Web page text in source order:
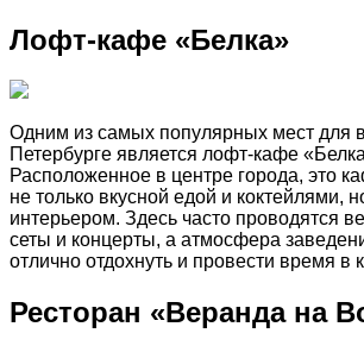
Лофт-кафе «Белка»
Одним из самых популярных мест для
Петербурге является лофт-кафе
Расположенное в центре города, это
не только вкусной едой и коктейлями,
интерьером. Здесь часто проводятся
сеты и концерты, а атмосфера
отлично отдохнуть и провести время в
Ресторан «Веранда на